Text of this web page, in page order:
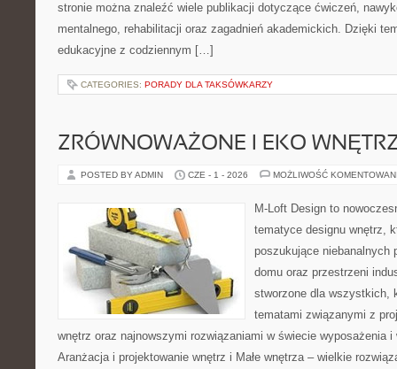
stronie można znaleźć wiele publikacji dotyczące ćwiczeń,
mentalnego, rehabilitacji oraz zagadnień akademickich. Dzięki
edukacyjne z codziennym […]
CATEGORIES: PORADY DLA TAKSÓWKARZY
ZRÓWNOWAŻONE I EKO
POSTED BY ADMIN CZE - 1 - 2026 MOŻLIWOŚĆ
M-Loft Design to
tematyce designu wnętrz,
poszukujące niebanalnych
domu oraz przestrzeni
stworzone dla wszystkich,
tematami związanymi z
wnętrz oraz najnowszymi rozwiązaniami w świecie wyposażenia
Aranżacja i projektowanie wnętrz i Małe wnętrza – wielkie